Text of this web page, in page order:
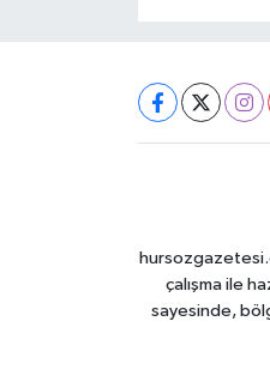
çalışma ile
sayesinde,